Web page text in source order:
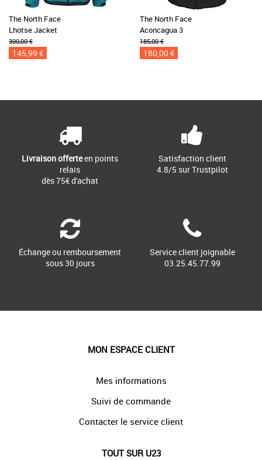
The North Face
Lhotse Jacket
300,00 €
145,99 €
The North Face
Aconcagua 3
185,00 €
180,00 €
Livraison offerteen points
relais
dès 75€ d'achat
Satisfaction client
4.8/5 sur Trustpilot
Échange ou remboursement
sous 30 jours
Service client joignable
03.25.45.77.99
MON ESPACE CLIENT
Mes informations
Suivi de commande
Contacter le service client
TOUT SUR U23